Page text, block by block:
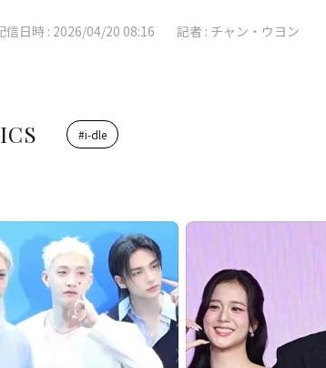
信日時 : 2026/04/20 08:16 記者 : チャン・ウヨン
#i-dle